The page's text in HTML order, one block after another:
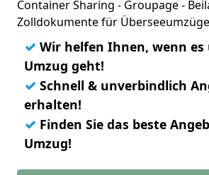
Container Sharing - Groupage -
Zolldokumente für
✓ Wir helfen Ihnen, wenn
Umzug geht!
✓ Schnell & unverbindlich
erhalten!
✓ Finden Sie das beste
Umzug!